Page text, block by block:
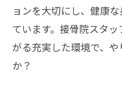
ョンを大切にし、健康
ています。接骨院スタ
がる充実した環境で、
か？